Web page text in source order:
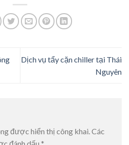
Dịch vụ tẩy cặn chiller tại Thái
Nguyên
được hiển thị công khai. Các
đánh dấu *